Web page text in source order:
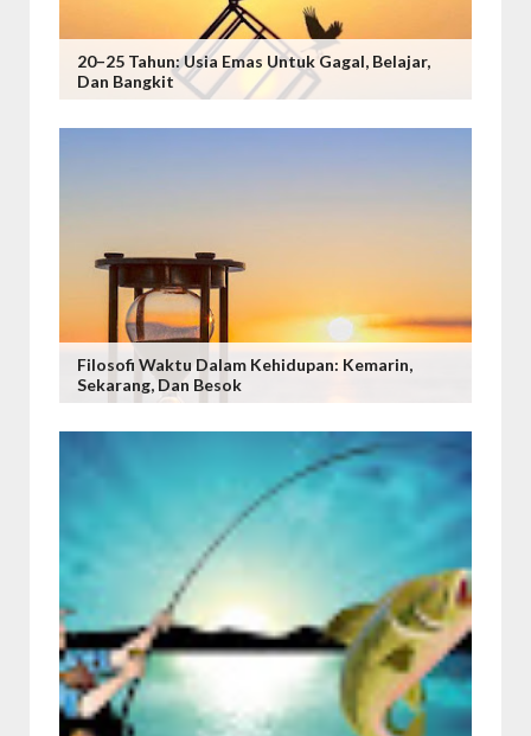
20–25 Tahun: Usia Emas Untuk Gagal, Belajar,
Dan Bangkit
Filosofi Waktu Dalam Kehidupan: Kemarin,
Sekarang, Dan Besok